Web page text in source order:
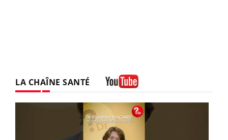
LA CHAÎNE SANTÉ